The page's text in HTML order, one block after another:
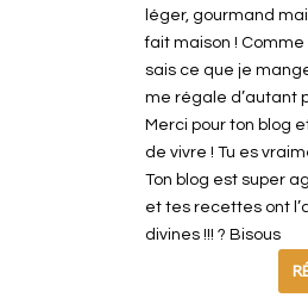
léger, gourmand
fait maison ! Comme
sais ce que je
me régale d’autant
Merci pour ton blog
de vivre ! Tu es
Ton blog est super
et tes recettes ont
divines !!! ? Bisous